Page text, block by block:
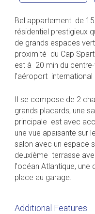
Bel appartement de
résidentiel prestigieux
de grands espaces
proximité du Cap
est à 20 min du
l'aéroport international
Il se compose de 2
grands placards, une
principale est avec
une vue apaisante sur
salon avec un espace
deuxième terrasse
l'océan Atlantique, une
place au garage.
Additional Features